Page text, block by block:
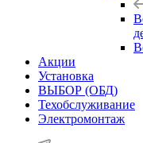
Акции
Установка
ВЫБОР (ОБД)
Техобслуживание
Электромонтаж